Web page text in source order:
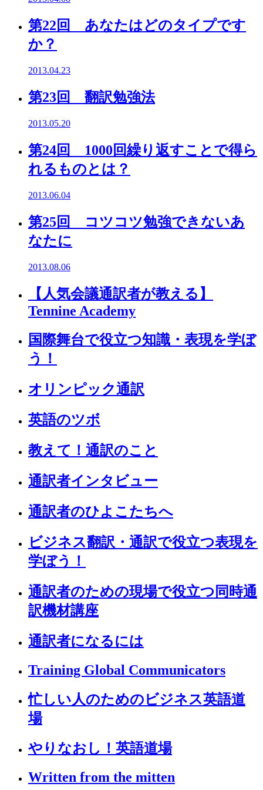
第22回 あなたはどのタイプです
か？
2013.04.23
第23回 翻訳勉強法
2013.05.20
第24回 1000回繰り返すことで得ら
れるものとは？
2013.06.04
第25回 コツコツ勉強できないあ
なたに
2013.08.06
【人気会議通訳者が教える】
Tennine Academy
国際舞台で役立つ知識・表現を学ぼ
う！
オリンピック通訳
英語のツボ
教えて！通訳のこと
通訳者インタビュー
通訳者のひよこたちへ
ビジネス翻訳・通訳で役立つ表現を
学ぼう！
通訳者のための現場で役立つ同時通
訳機材講座
通訳者になるには
Training Global Communicators
忙しい人のためのビジネス英語道
場
やりなおし！英語道場
Written from the mitten